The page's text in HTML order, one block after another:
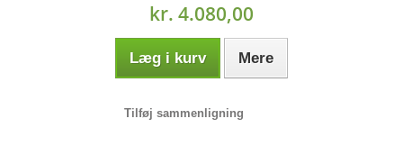
kr. 4.080,00
Læg i kurv Mere
Tilføj sammenligning